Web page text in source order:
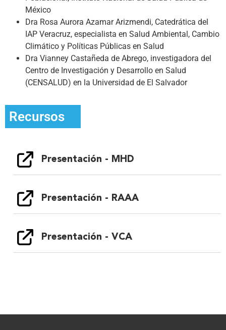
México
Dra Rosa Aurora Azamar Arizmendi, Catedrática del
IAP Veracruz, especialista en Salud Ambiental, Cambio
Climático y Políticas Públicas en Salud
Dra Vianney Castañeda de Abrego, investigadora del
Centro de Investigación y Desarrollo en Salud
(CENSALUD) en la Universidad de El Salvador
Recursos
Presentación - MHD
Presentación - RAAA
Presentación - VCA